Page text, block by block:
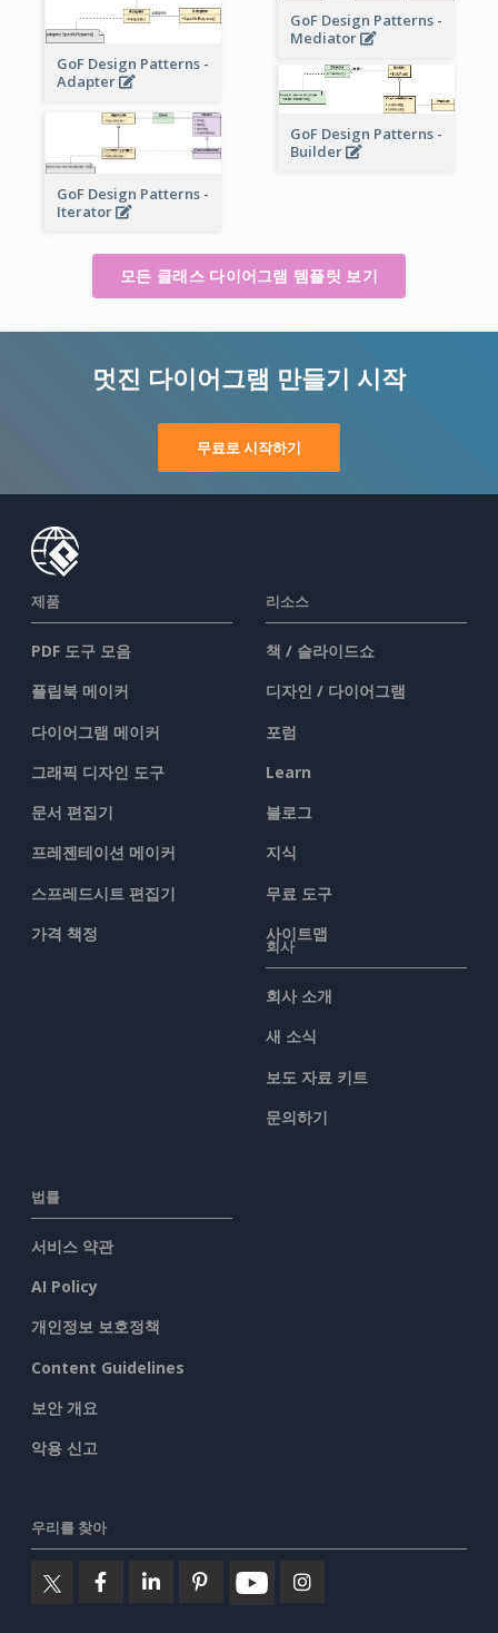
GoF Design Patterns -
Mediator
GoF Design Patterns -
Adapter
GoF Design Patterns -
Builder
GoF Design Patterns -
Iterator
모든 클래스 다이어그램 템플릿 보기
멋진 다이어그램 만들기 시작
무료로 시작하기
제품
PDF 도구 모음
플립북 메이커
다이어그램 메이커
그래픽 디자인 도구
문서 편집기
프레젠테이션 메이커
스프레드시트 편집기
가격 책정
리소스
책 / 슬라이드쇼
디자인 / 다이어그램
포럼
Learn
블로그
지식
무료 도구
사이트맵
회사
회사 소개
새 소식
보도 자료 키트
문의하기
법률
서비스 약관
AI Policy
개인정보 보호정책
Content Guidelines
보안 개요
악용 신고
우리를 찾아